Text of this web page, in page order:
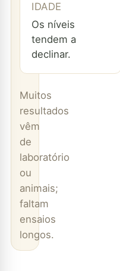
IDADE
Os níveis
tendem a
declinar.
Muitos
resultados
vêm
de
laboratório
ou
animais;
faltam
ensaios
longos.